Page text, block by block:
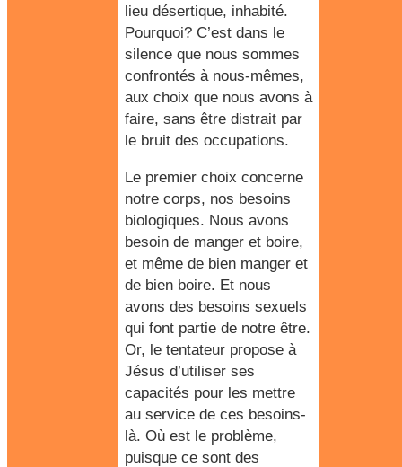
lieu désertique, inhabité.
Pourquoi? C’est dans le
silence que nous sommes
confrontés à nous-mêmes,
aux choix que nous avons à
faire, sans être distrait par
le bruit des occupations.
Le premier choix concerne
notre corps, nos besoins
biologiques. Nous avons
besoin de manger et boire,
et même de bien manger et
de bien boire. Et nous
avons des besoins sexuels
qui font partie de notre être.
Or, le tentateur propose à
Jésus d’utiliser ses
capacités pour les mettre
au service de ces besoins-
là. Où est le problème,
puisque ce sont des